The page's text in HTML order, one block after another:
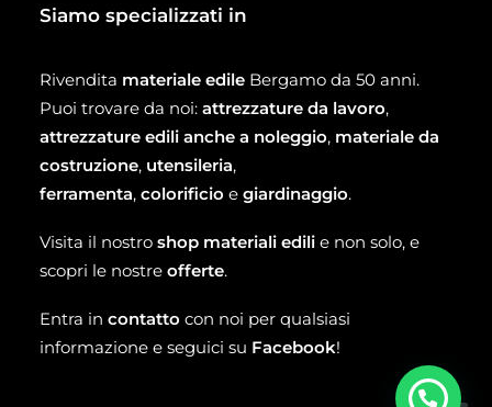
Siamo specializzati in
Rivendita materiale edile Bergamo da 50 anni.
Puoi trovare da noi: attrezzature da lavoro,
attrezzature edili anche a noleggio, materiale da
costruzione, utensileria,
ferramenta, colorificio e giardinaggio.
Visita il nostro shop materiali edili e non solo, e
scopri le nostre offerte.
Entra in contatto con noi per qualsiasi
informazione e seguici su Facebook!